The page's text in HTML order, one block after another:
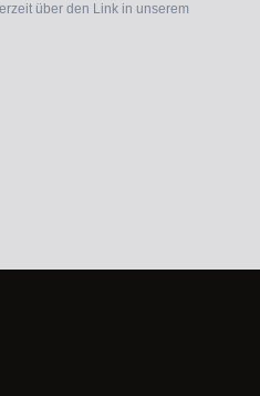
über den Link in unserem